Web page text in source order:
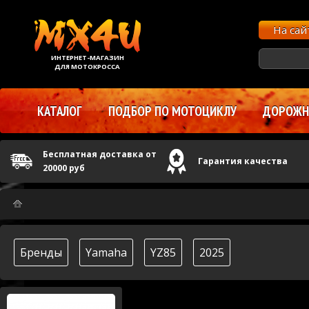
Бренды Yamaha YZ85 2025
ИНТЕРНЕТ-МАГАЗИН
ДЛЯ МОТОКРОССА
На
КАТАЛОГ ПОДБОР ПО МОТОЦИКЛУ
Бесплатная доставка от
20000 руб
Гарантия качества